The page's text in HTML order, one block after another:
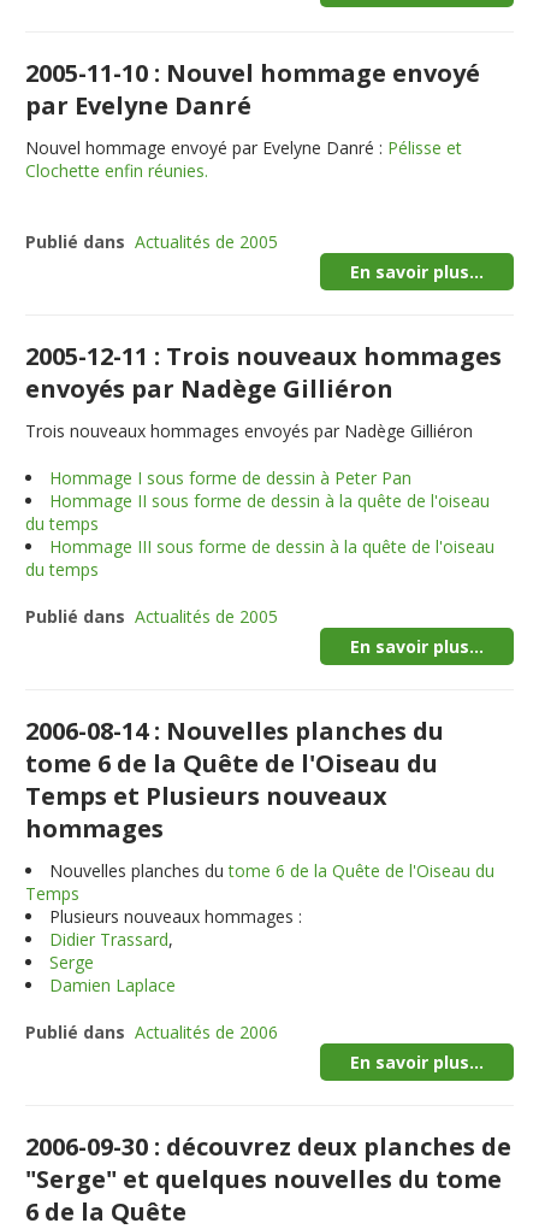
2005-11-10 : Nouvel hommage envoyé
par Evelyne Danré
Nouvel hommage envoyé par Evelyne Danré : Pélisse et
Clochette enfin réunies.
Publié dans Actualités de 2005
En savoir plus...
2005-12-11 : Trois nouveaux hommages
envoyés par Nadège Gilliéron
Trois nouveaux hommages envoyés par Nadège Gilliéron
Hommage I sous forme de dessin à Peter Pan
Hommage II sous forme de dessin à la quête de l'oiseau
du temps
Hommage III sous forme de dessin à la quête de l'oiseau
du temps
Publié dans Actualités de 2005
En savoir plus...
2006-08-14 : Nouvelles planches du
tome 6 de la Quête de l'Oiseau du
Temps et Plusieurs nouveaux
hommages
Nouvelles planches dutome 6 de la Quête de l'Oiseau du
Temps
Plusieurs nouveaux hommages :
Didier Trassard,
Serge
Damien Laplace
Publié dans Actualités de 2006
En savoir plus...
2006-09-30 : découvrez deux planches de
"Serge" et quelques nouvelles du tome
6 de la Quête